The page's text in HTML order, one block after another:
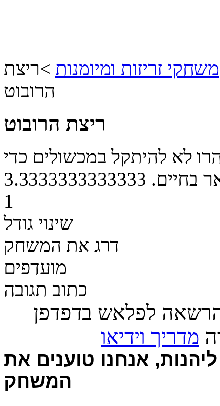
משחקי זריזות ומיומנות >ריצת
הרובוט
ריצת הרובוט
לא להיתקל במכשולים כדי
בחיים. 3.3333333333333
1
שינוי גודל
דרג את המשחק
מועדפים
כתוב תגובה
לפלאש בדפדפן
מדריך וידיאו
אנחנו טוענים את
המשחק